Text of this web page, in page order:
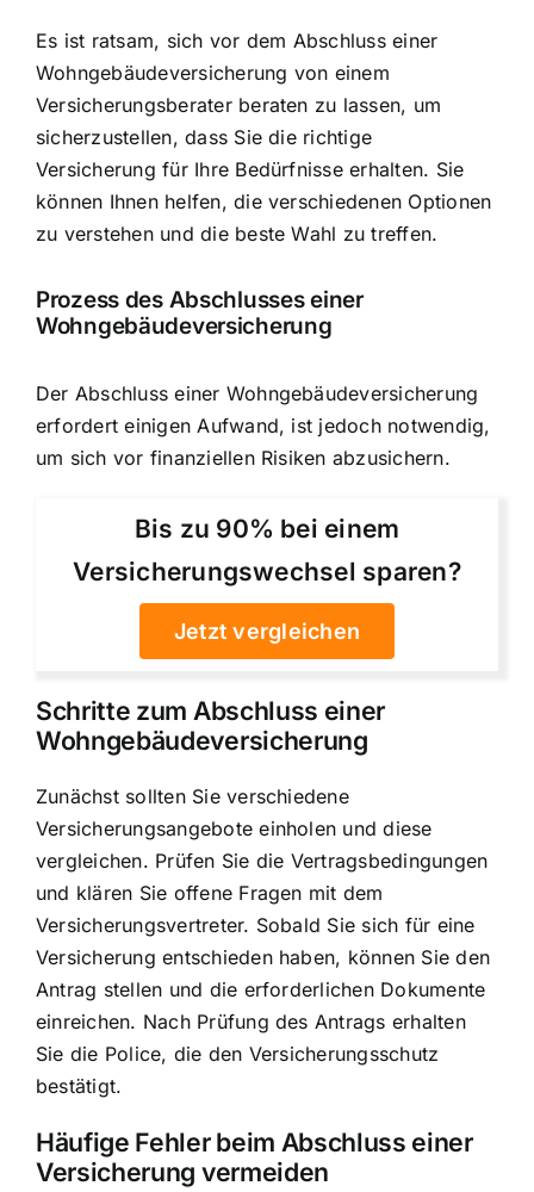
Es ist ratsam, sich vor dem Abschluss einer
Wohngebäudeversicherung von einem
Versicherungsberater beraten zu lassen, um
sicherzustellen, dass Sie die richtige
Versicherung für Ihre Bedürfnisse erhalten. Sie
können Ihnen helfen, die verschiedenen Optionen
zu verstehen und die beste Wahl zu treffen.
Prozess des Abschlusses einer
Wohngebäudeversicherung
Der Abschluss einer Wohngebäudeversicherung
erfordert einigen Aufwand, ist jedoch notwendig,
um sich vor finanziellen Risiken abzusichern.
Bis zu 90% bei einem
Versicherungswechsel sparen?
Jetzt vergleichen
Schritte zum Abschluss einer
Wohngebäudeversicherung
Zunächst sollten Sie verschiedene
Versicherungsangebote einholen und diese
vergleichen. Prüfen Sie die Vertragsbedingungen
und klären Sie offene Fragen mit dem
Versicherungsvertreter. Sobald Sie sich für eine
Versicherung entschieden haben, können Sie den
Antrag stellen und die erforderlichen Dokumente
einreichen. Nach Prüfung des Antrags erhalten
Sie die Police, die den Versicherungsschutz
bestätigt.
Häufige Fehler beim Abschluss einer
Versicherung vermeiden